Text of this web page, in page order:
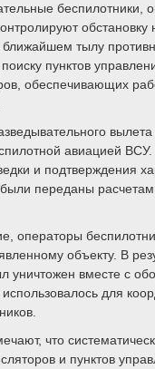
беспилотники,
обстановку
ближайшем тылу
пунктов
обеспечивающих
авиацией
и подтверждения
переданы
операторы
объекту. В
уничтожен вместе с
для
что
и пунктов